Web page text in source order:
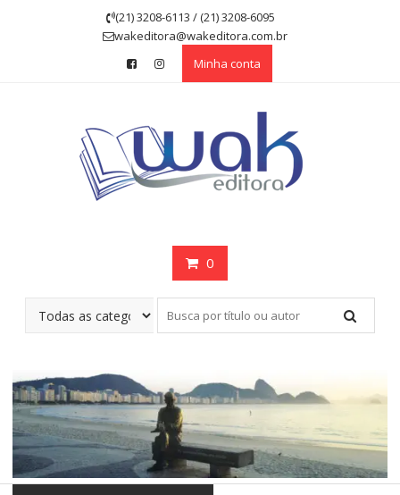
(21) 3208-6113 / (21) 3208-6095
wakeditora@wakeditora.com.br
Minha conta
0